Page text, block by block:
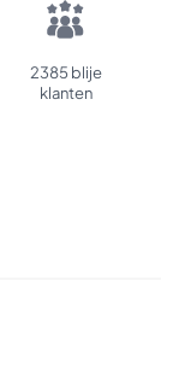
2385 blije
klanten